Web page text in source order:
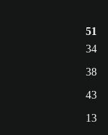
51
34
38
43
13